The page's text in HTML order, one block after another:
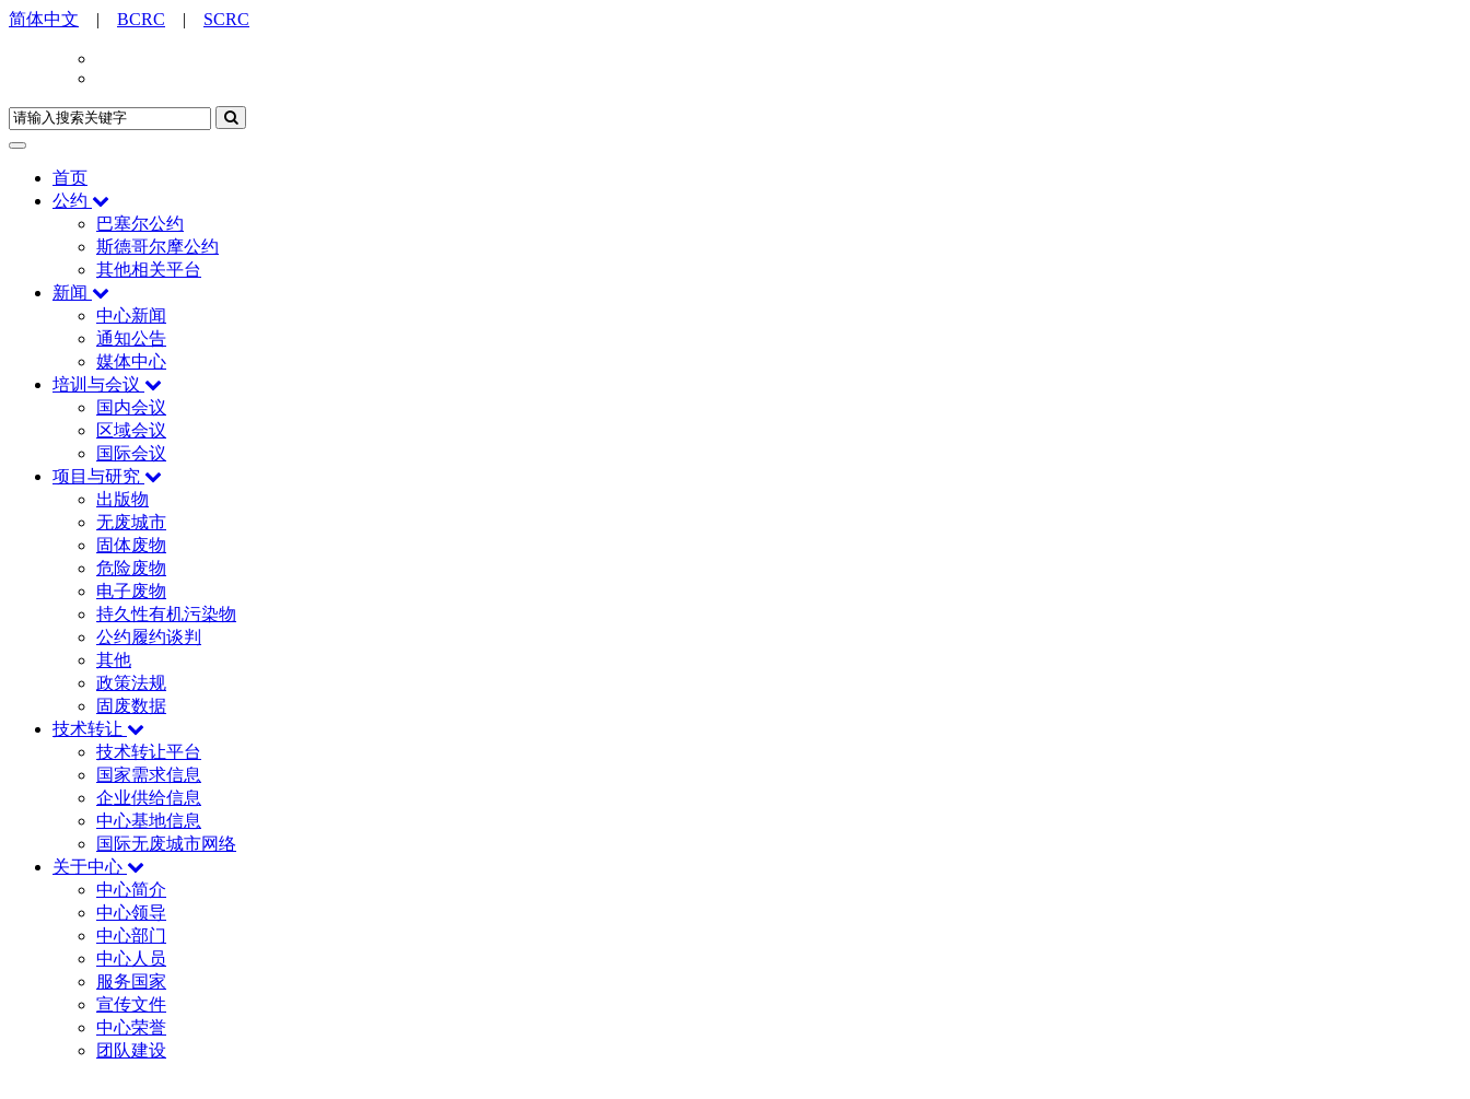
简体中文 | BCRC | SCRC
首页
公约
巴塞尔公约
斯德哥尔摩公约
其他相关平台
新闻
中心新闻
通知公告
媒体中心
培训与会议
国内会议
区域会议
国际会议
项目与研究
出版物
无废城市
固体废物
危险废物
电子废物
持久性有机污染物
公约履约谈判
其他
政策法规
固废数据
技术转让
技术转让平台
国家需求信息
企业供给信息
中心基地信息
国际无废城市网络
关于中心
中心简介
中心领导
中心部门
中心人员
服务国家
宣传文件
中心荣誉
团队建设